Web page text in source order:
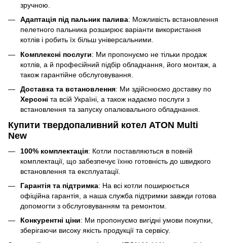
зручною.
Адаптація під пальник палива: Можливість встановлення
пелетного пальника розширює варіанти використання
котлів і робить їх більш універсальними.
Комплексні послуги: Ми пропонуємо не тільки продаж
котлів, а й професійний підбір обладнання, його монтаж, а
також гарантійне обслуговування.
Доставка та встановлення: Ми здійснюємо доставку по
Херсоні та всій Україні, а також надаємо послуги з
встановлення та запуску опалювального обладнання.
Купити твердопаливний котел ATON Multi
New
100% комплектація: Котли поставляються в повній
комплектації, що забезпечує їхню готовність до швидкого
встановлення та експлуатації.
Гарантія та підтримка: На всі котли поширюється
офіційна гарантія, а наша служба підтримки завжди готова
допомогти з обслуговуванням та ремонтом.
Конкурентні ціни: Ми пропонуємо вигідні умови покупки,
зберігаючи високу якість продукції та сервісу.